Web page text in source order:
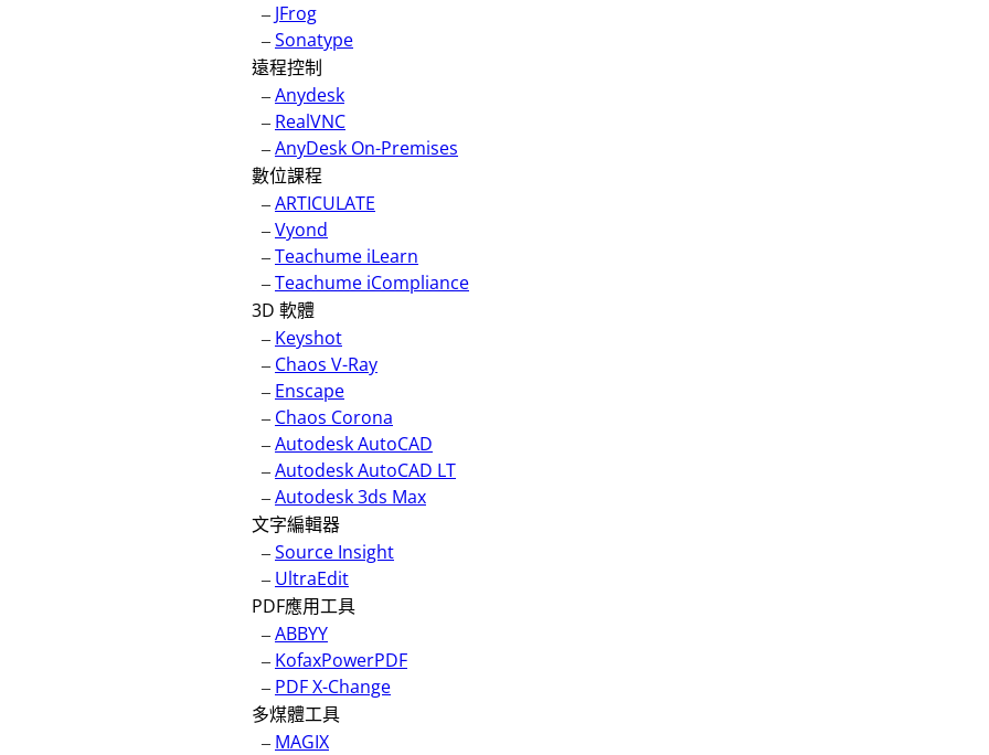
– JFrog
–Sonatype
遠程控制
–Anydesk
– RealVNC
–AnyDesk On-Premises
數位課程
–ARTICULATE
–Vyond
–Teachume iLearn
–Teachume iCompliance
3D 軟體
– Keyshot
– Chaos V-Ray
– Enscape
– Chaos Corona
–Autodesk AutoCAD
–Autodesk AutoCAD LT
–Autodesk 3ds Max
文字編輯器
–Source Insight
– UltraEdit
PDF應用工具
–ABBYY
– KofaxPowerPDF
– PDF X-Change
多煤體工具
– MAGIX